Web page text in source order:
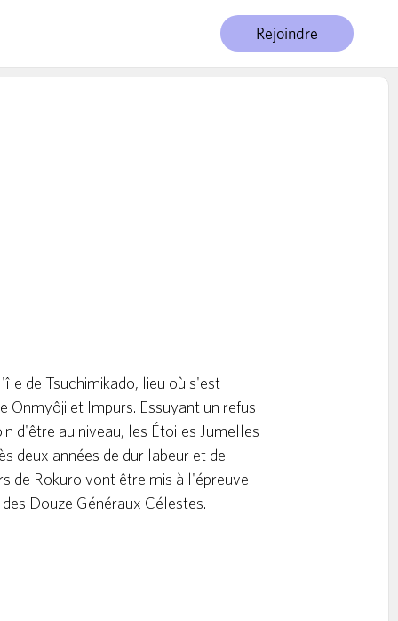
Rejoindre
de Tsuchimikado, lieu où s'est
Onmyôji et Impurs. Essuyant un refus
d'être au niveau, les Étoiles Jumelles
deux années de dur labeur et de
de Rokuro vont être mis à l'épreuve
Douze Généraux Célestes.